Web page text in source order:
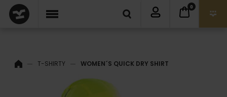
0
T-SHIRTY WOMEN´S QUICK DRY SHIRT